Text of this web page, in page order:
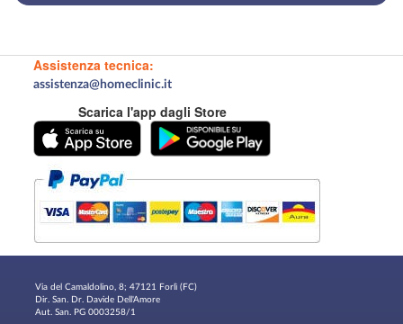
Assistenza tecnica:
assistenza@homeclinic.it
Scarica l'app dagli Store
Via del Camaldolino, 8; 47121 Forlì (FC)
Dir. San. Dr. Davide Dell'Amore
Aut. San. PG 0003258/1